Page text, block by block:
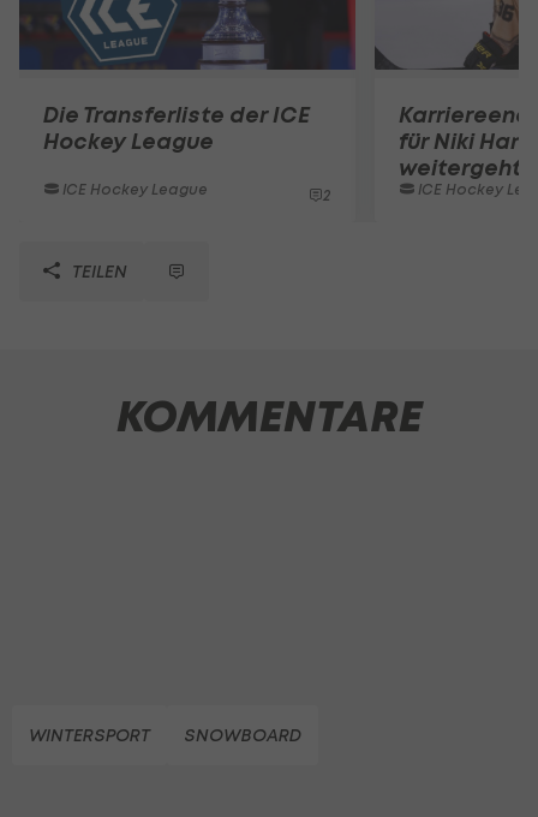
Die Transferliste der ICE
Hockey League
ICE Hockey League 2
für Niki Hartl
weitergeht
ICE Hockey
TEILEN
KOMMENTARE
WINTERSPORT SNOWBOARD